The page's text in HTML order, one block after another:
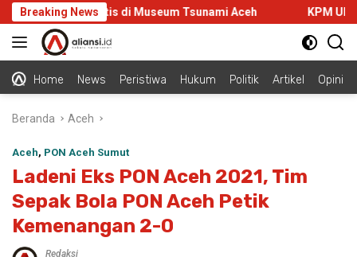
Langsung
ke
konten
Breaking News
Gratis di Museum Tsunami Aceh KPM UIN
Home News Peristiwa Hukum Politik Artikel Opini
Beranda Aceh
Aceh, PON Aceh Sumut
Ladeni Eks PON Aceh 2021, Tim
Sepak Bola PON Aceh Petik
Kemenangan 2-0
Redaksi